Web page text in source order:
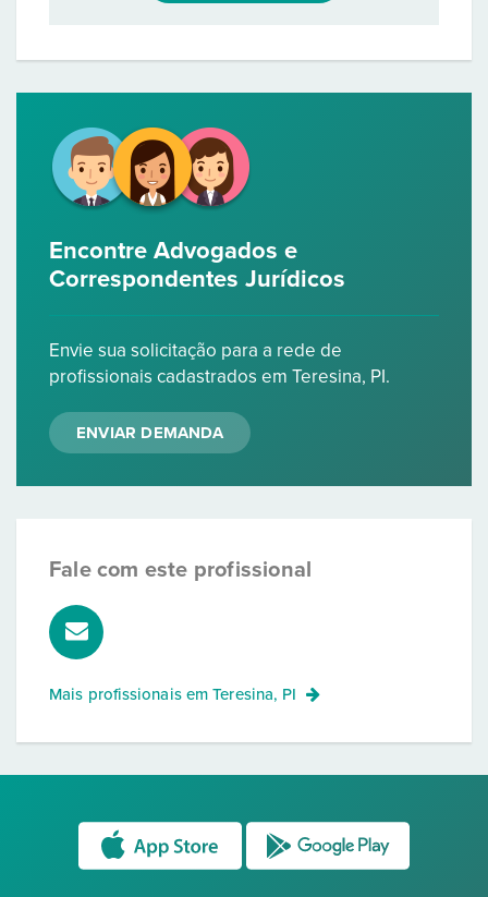
Encontre Advogados e
Correspondentes Jurídicos
Envie sua solicitação para a rede de
profissionais cadastrados em Teresina, PI.
ENVIAR DEMANDA
Fale com este profissional
Mais profissionais emTeresina, PI